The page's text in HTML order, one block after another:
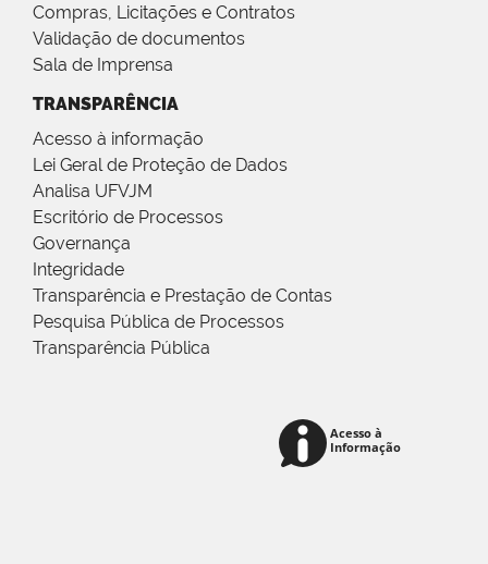
Compras, Licitações e Contratos
Validação de documentos
Sala de Imprensa
TRANSPARÊNCIA
Acesso à informação
Lei Geral de Proteção de Dados
Analisa UFVJM
Escritório de Processos
Governança
Integridade
Transparência e Prestação de Contas
Pesquisa Pública de Processos
Transparência Pública